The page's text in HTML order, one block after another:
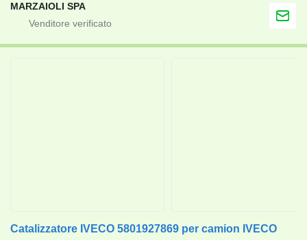
MARZAIOLI SPA
Catalizzatore IVECO 5801927869 per camion IVECO